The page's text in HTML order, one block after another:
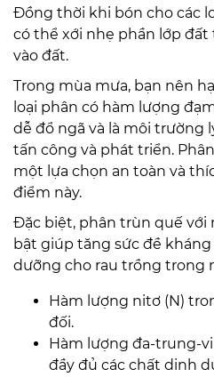
Đồng thời khi bón cho các
có thể xới nhẹ phần lớp
vào đất.
Trong mùa mưa, bạn nên
loại phân có hàm lượng
dễ đổ ngã và là môi trường
tấn công và phát triển.
một lựa chọn an toàn và
điểm này.
Đặc biệt, phân trùn quế
bật giúp tăng sức đề
dưỡng cho rau trồng trong
Hàm lượng nitơ (N)
đối.
Hàm lượng đa-trung-
đầy đủ các chất dinh